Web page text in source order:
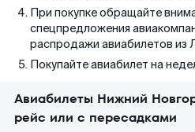
При покупке обращайте
спецпредложения
распродажи авиабилетов из
Покупайте авиабилет на
Авиабилеты Нижний
рейс или с пересадками